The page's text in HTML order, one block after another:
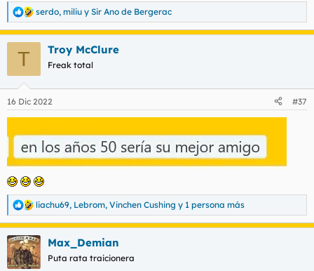
R
e
a
e
s
serdo, miliu y Sir Ano de Bergerac
T Troy McClure
Freak total
16 Dic 2022 #37
R
e
a
c
c
i
liachu69, Lebrom, Vinchen Cushing y 1 persona más
Max_Demian
Puta rata traicionera